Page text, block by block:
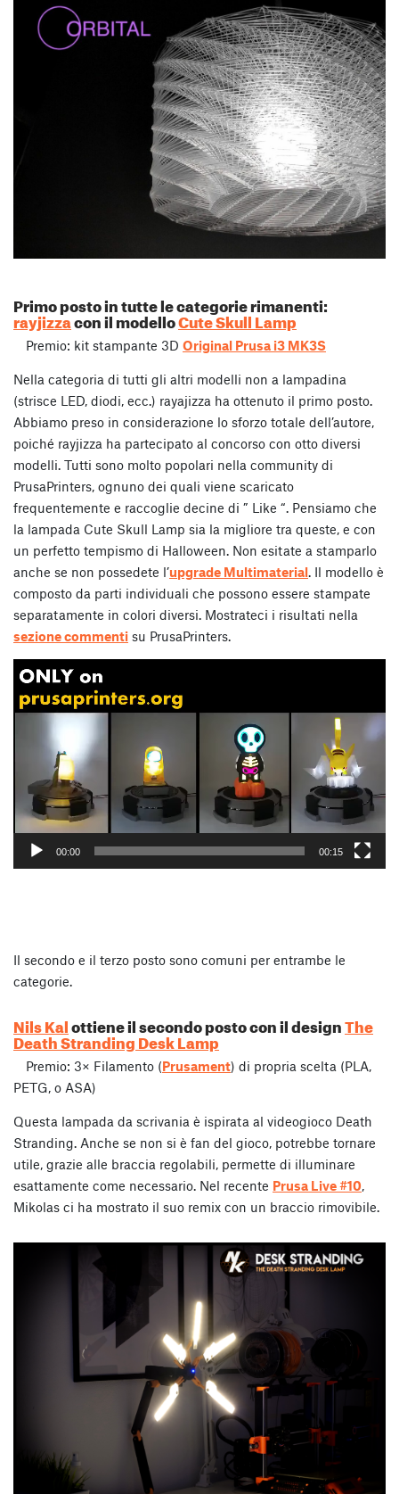
Primo posto in tutte le categorie rimanenti:
rayjizzacon il modelloCute Skull Lamp
Premio: kit stampante 3D Original Prusa i3 MK3S
Nella categoria di tutti gli altri modelli non a lampadina
(strisce LED, diodi, ecc.) rayajizza ha ottenuto il primo posto.
Abbiamo preso in considerazione lo sforzo totale dell’autore,
poiché rayjizza ha partecipato al concorso con otto diversi
modelli. Tutti sono molto popolari nella community di
PrusaPrinters, ognuno dei quali viene scaricato
frequentemente e raccoglie decine di ” Like “. Pensiamo che
la lampada Cute Skull Lamp sia la migliore tra queste, e con
un perfetto tempismo di Halloween. Non esitate a stamparlo
anche se non possedete l’upgrade Multimaterial. Il modello è
composto da parti individuali che possono essere stampate
separatamente in colori diversi. Mostrateci i risultati nella
sezione commenti su PrusaPrinters.
00:00 00:15
Il secondo e il terzo posto sono comuni per entrambe le
categorie.
Nils Kalottiene il secondo posto con il designThe
Death Stranding Desk Lamp
Premio: 3× Filamento (Prusament) di propria scelta (PLA,
PETG, o ASA)
Questa lampada da scrivania è ispirata al videogioco Death
Stranding. Anche se non si è fan del gioco, potrebbe tornare
utile, grazie alle braccia regolabili, permette di illuminare
esattamente come necessario. Nel recente Prusa Live #10,
Mikolas ci ha mostrato il suo remix con un braccio rimovibile.